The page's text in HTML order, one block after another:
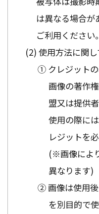
は異なる場合が
ご利用ください。
使用方法に関し
① クレジット
画像の著作
盟又は提供
使用の際に
レジットを
(※画像によ
異なります)
② 画像は使用
を別目的で